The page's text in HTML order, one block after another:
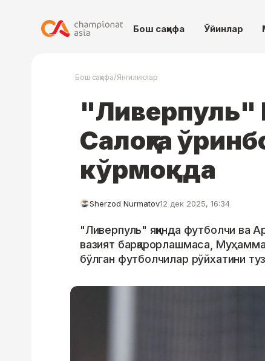
Бош саҳифа Ўйинлар
Бош саҳифа/Янгиликлар
"Ливерпуль"
Салоҳга
кўрмоқда
Sherzod Nurmatov12 дек 2025, 16:34
"Ливерпуль" яқинда футболчи ва
вазият барқарорлашмаса,
бўлган футболчилар рўйхатини